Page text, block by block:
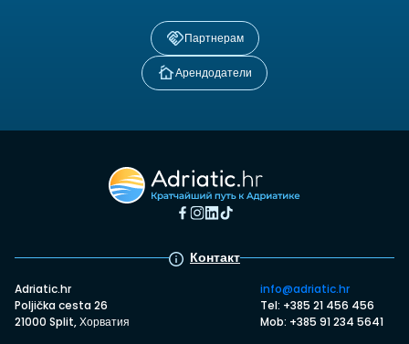
Партнерам
Арендодатели
Контакт
Adriatic.hr
Poljička cesta 26
21000 Split, Хорватия
info@adriatic.hr
Tel: +385 21 456 456
Mob: +385 91 234 5641